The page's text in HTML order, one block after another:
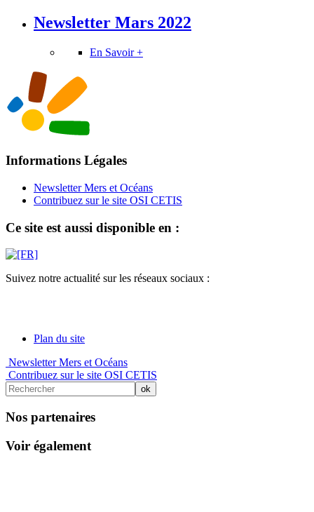
Newsletter Mars 2022
En Savoir +
Informations Légales
Newsletter Mers et Océans
Contribuez sur le site OSI CETIS
Ce site est aussi disponible en :
Suivez notre actualité sur les réseaux sociaux :
Plan du site
Newsletter Mers et Océans
Contribuez sur le site OSI CETIS
Nos partenaires
Voir également